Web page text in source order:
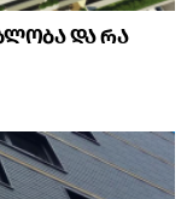
და რა